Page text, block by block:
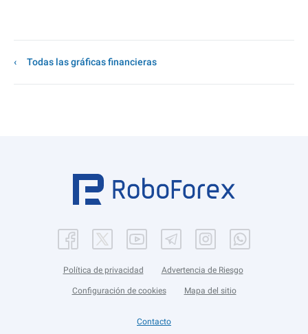
Todas las gráficas financieras
Política de privacidad Advertencia de Riesgo
Configuración de cookies Mapa del sitio
Contacto